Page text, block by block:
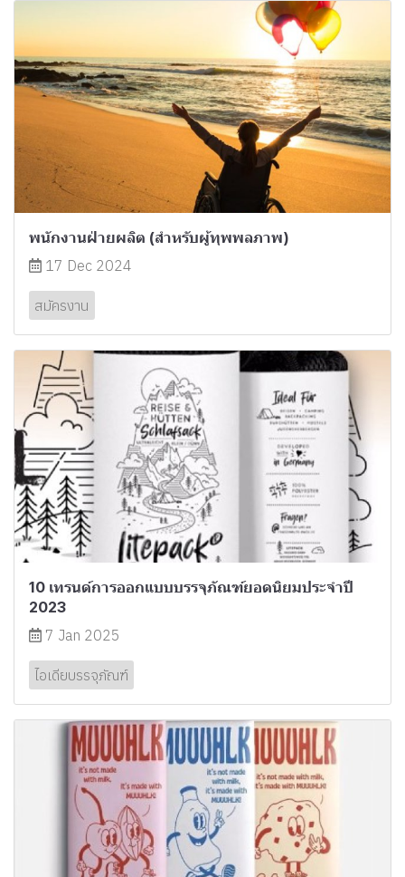
พนักงานฝ่ายผลิต (สำหรับผู้ทุพพลภาพ)
17 Dec 2024
สมัครงาน
10 เทรนด์การออกแบบบรรจุภัณฑ์ยอดนิยมประจำปี
2023
7 Jan 2025
ไอเดียบรรจุภัณฑ์